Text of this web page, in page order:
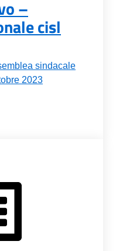
–
cisl
sindacale
2023